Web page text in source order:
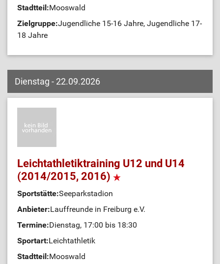
Stadtteil:Mooswald
Zielgruppe:Jugendliche 15-16 Jahre, Jugendliche 17-
18 Jahre
Dienstag - 22.09.2026
Leichtathletiktraining U12 und U14
(2014/2015, 2016)
Sportstätte:Seeparkstadion
Anbieter:Lauffreunde in Freiburg e.V.
Termine:Dienstag, 17:00 bis 18:30
Sportart:Leichtathletik
Stadtteil:Mooswald